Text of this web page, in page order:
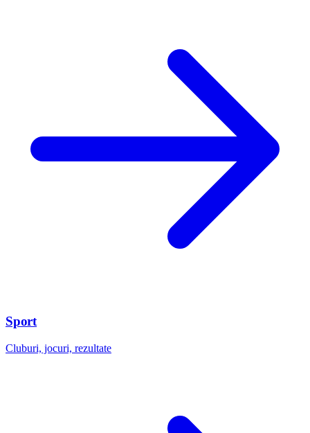
Sport
Cluburi, jocuri, rezultate